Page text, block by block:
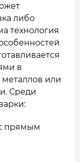
либо
технология
в
металлов или
Среди
прямым